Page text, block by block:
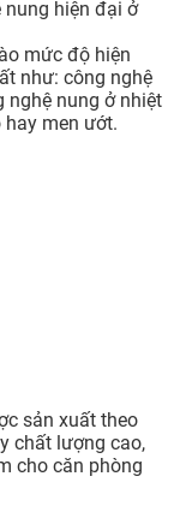
nung hiện đại ở
mức độ hiện
như: công nghệ
nghệ nung ở nhiệt
men ướt.
sản xuất theo
chất lượng cao,
cho căn phòng